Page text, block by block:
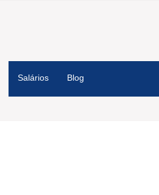
Salários Blog